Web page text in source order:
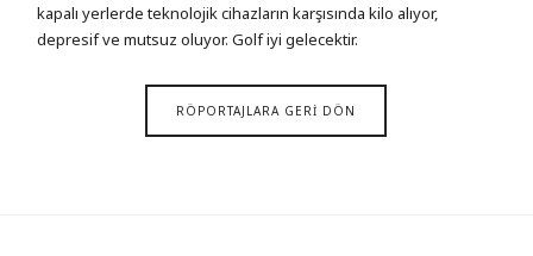
kapalı yerlerde teknolojik cihazların karşısında kilo alıyor,
depresif ve mutsuz oluyor. Golf iyi gelecektir.
RÖPORTAJLARA GERİ DÖN